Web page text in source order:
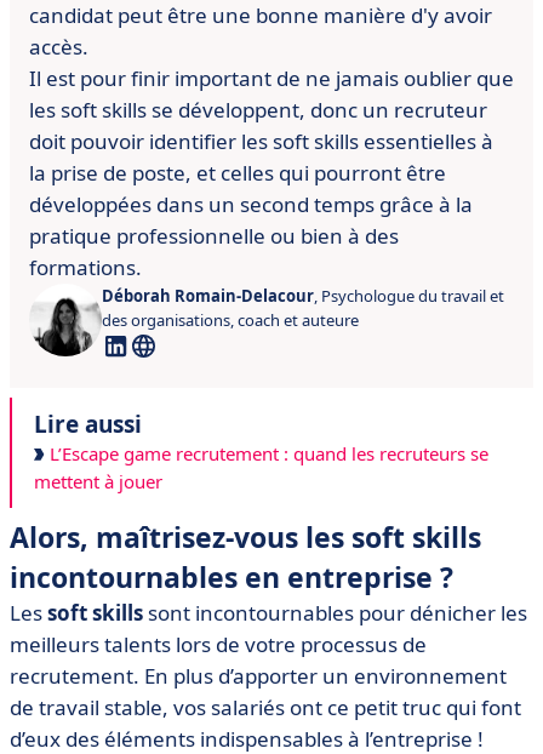
candidat peut être une bonne manière d'y avoir
accès.
Il est pour finir important de ne jamais oublier que
les soft skills se développent, donc un recruteur
doit pouvoir identifier les soft skills essentielles à
la prise de poste, et celles qui pourront être
développées dans un second temps grâce à la
pratique professionnelle ou bien à des
formations.
Déborah Romain-Delacour, Psychologue du travail et
des organisations, coach et auteure
Lire aussi
L’Escape game recrutement : quand les recruteurs se
mettent à jouer
Alors, maîtrisez-vous les soft skills
incontournables en entreprise ?
Lessoft skills sont incontournables pour dénicher les
meilleurs talents lors de votre processus de
recrutement. En plus d’apporter un environnement
de travail stable, vos salariés ont ce petit truc qui font
d’eux des éléments indispensables à l’entreprise !